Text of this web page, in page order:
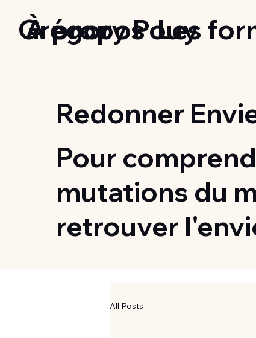
Grégory Pouy
À propos Les
Redonner
Pour
mutations du
retrouver
All Posts